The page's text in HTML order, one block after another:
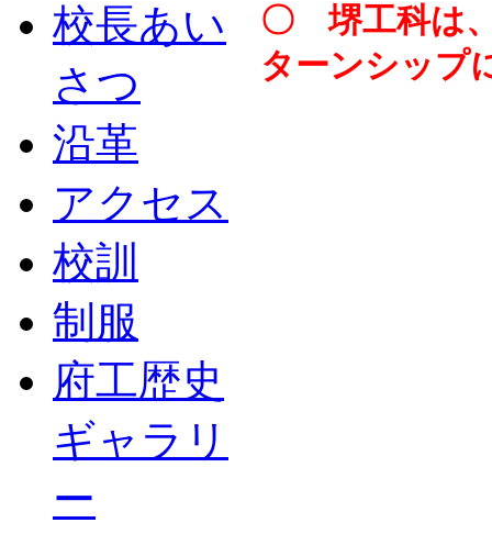
〇 堺工科は
ターンシップ
校長あい
さつ
沿革
アクセス
校訓
制服
府工歴史
ギャラリ
ー